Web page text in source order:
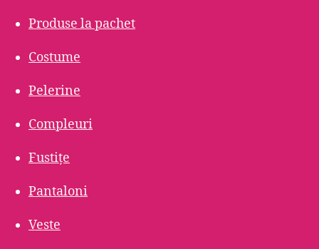
Produse la pachet
Costume
Pelerine
Compleuri
Fustițe
Pantaloni
Veste